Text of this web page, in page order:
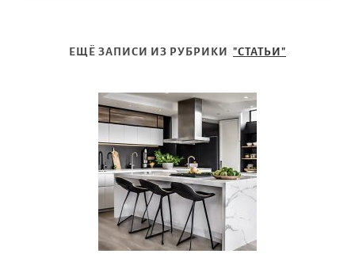
ЕЩЁ ЗАПИСИ ИЗ РУБРИКИ "СТАТЬИ"